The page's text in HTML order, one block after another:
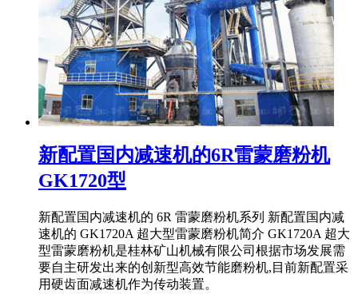
新配置国内减速机的6R雷蒙磨粉机
GK1720型
新配置国内减速机的 6R 雷蒙磨粉机系列 新配置国内减
速机的 GK1720A 超大型雷蒙磨粉机简介 GK1720A 超大
型雷蒙磨粉机是桂林矿山机械有限公司根据市场发展需
要自主研发出来的创新型高效节能磨粉机,目前新配置采
用硬齿面减速机作为传动装置。